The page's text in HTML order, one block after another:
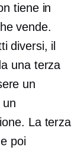
tiene in
vende.
diversi, il
una terza
un
un
La terza
poi